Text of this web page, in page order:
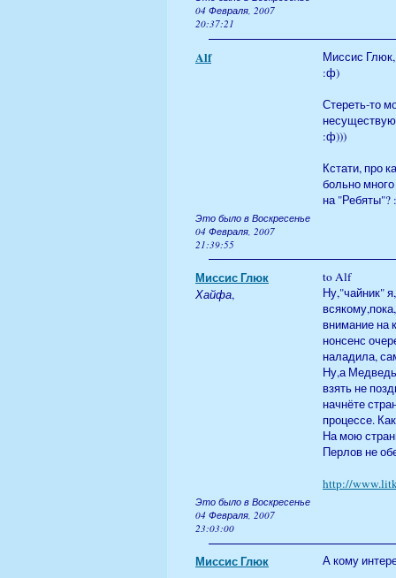
04 Февраля, 2007
20:37:21
Alf
Миссис Глюк,
:ф)
Стереть-то
:ф)))
Кстати, про
больно
на
Это было в Воскресенье
04 Февраля, 2007
21:39:55
Миссис Глюк
Хайфа,
to Alf
Ну,"чайник"
внимание на
нонсенс
наладила,
Ну,а
взять не
начнёте
процессе.
На мою
Перлов не
http://
Это было в Воскресенье
04 Февраля, 2007
23:03:00
Миссис Глюк
А кому